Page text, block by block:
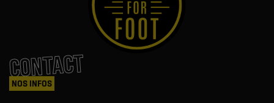
CONTACT
NOS INFOS